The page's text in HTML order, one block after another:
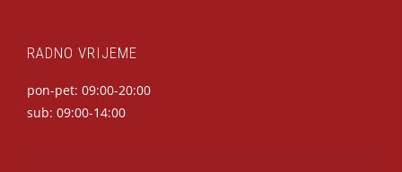
RADNO VRIJEME
pon-pet: 09:00-20:00
sub: 09:00-14:00